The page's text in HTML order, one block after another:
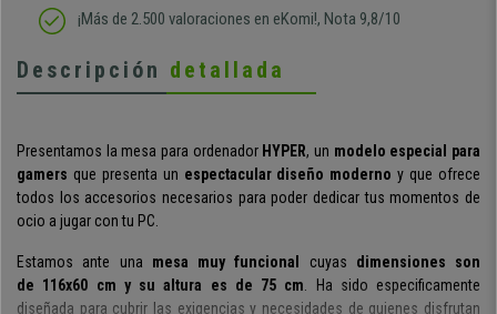
¡Más de 2.500 valoraciones en eKomi!, Nota 9,8/10
Descripción detallada
Presentamos la mesa para ordenadorHYPER, un modelo especial para
gamers que presenta un espectacular diseño moderno y que ofrece
todos los accesorios necesarios para poder dedicar tus momentos de
ocio a jugar con tu PC.
Estamos ante una mesa muy funcional cuyas dimensiones son
de 116x60 cm y su altura es de 75 cm
Ha sido especificamente
diseñada para cubrir las exigencias y necesidades de quienes disfrutan